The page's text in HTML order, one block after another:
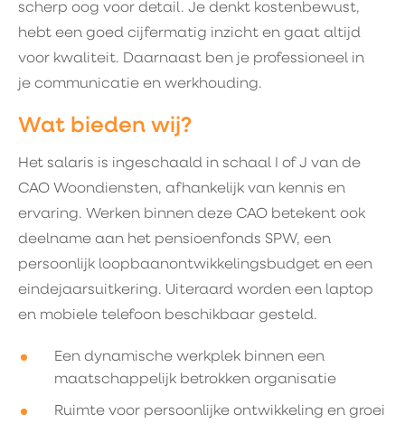
scherp oog voor detail. Je denkt kostenbewust,
hebt een goed cijfermatig inzicht en gaat altijd
voor kwaliteit. Daarnaast ben je professioneel in
je communicatie en werkhouding.
Wat bieden wij?
Het salaris is ingeschaald in schaal I of J van de
CAO Woondiensten, afhankelijk van kennis en
ervaring. Werken binnen deze CAO betekent ook
deelname aan het pensioenfonds SPW, een
persoonlijk loopbaanontwikkelingsbudget en een
eindejaarsuitkering. Uiteraard worden een laptop
en mobiele telefoon beschikbaar gesteld.
Een dynamische werkplek binnen een
maatschappelijk betrokken organisatie
Ruimte voor persoonlijke ontwikkeling en groei